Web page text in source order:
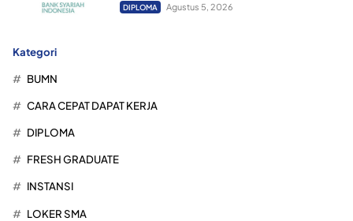
DIPLOMA Agustus 5, 2026
Kategori
BUMN
CARA CEPAT DAPAT KERJA
DIPLOMA
FRESH GRADUATE
INSTANSI
LOKER SMA